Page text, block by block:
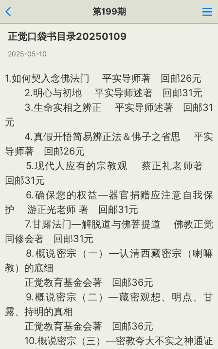
第199期
正觉口袋书目录20250109
2025-05-10
1.如何契入念佛法门 平实导师著 回邮26元
2.明心与初地 平实导师述著 回邮31元
3.生命实相之辨正 平实导师述著 回邮31
元
4.真假开悟简易辨正法＆佛子之省思 平实
导师著 回邮26元
5.现代人应有的宗教观 蔡正礼老师著
回邮31元
6.确保您的权益—器官捐赠应注意自我保
护 游正光老师 著 回邮31元
7.甘露法门—解脱道与佛菩提道 佛教正觉
同修会著 回邮31元
8.概说密宗（一）—认清西藏密宗（喇嘛
教）的底细
正觉教育基金会著 回邮36元
9.概说密宗（二）—藏密观想、明点、甘
露、持明的真相
正觉教育基金会著 回邮36元
10.概说密宗（三）—密教夸大不实之神通证